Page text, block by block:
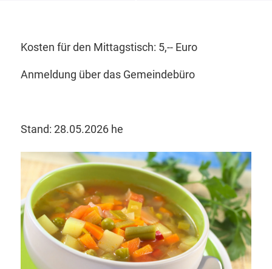
Kosten für den Mittagstisch: 5,-- Euro
Anmeldung über das Gemeindebüro
Stand: 28.05.2026 he